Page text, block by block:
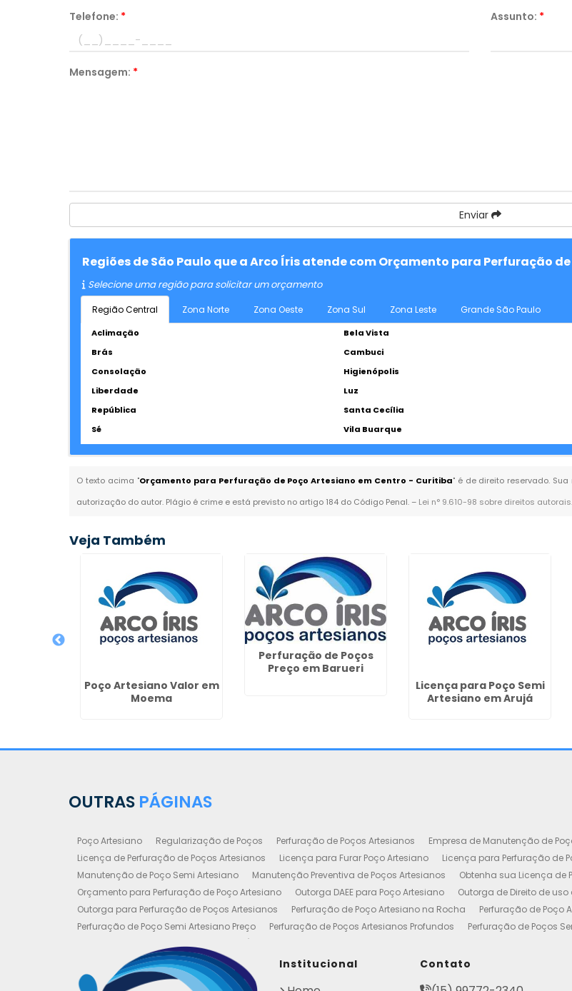
Telefone: * Assunto: *
Mensagem: *
Enviar
Regiões de São Paulo que a Arco Íris atende com Orçamento para Perfuração
Selecione uma região para solicitar um orçamento
Região Central Zona Norte Zona Oeste Zona Sul Zona Leste Grande São Paulo
Aclimação Bela Vista
Brás
Cambuci
Consolação
Higienópolis
Liberdade
Luz
República
Santa Cecília
Sé
Vila Buarque
O texto acima "Orçamento para Perfuração de Poço Artesiano em Centro - Curitiba" é de direito reservado.
autorização do autor. Plágio é crime e está previsto no artigo 184 do Código Penal. – Lei n° 9.610-98 sobre direitos autorais.
Veja Também
Poço Artesiano Valor em
Moema
Perfuração de Poços
Preço em Barueri
Licença para Poço Semi
Artesiano em Arujá
OUTRAS PÁGINAS
Poço Artesiano Regularização de Poços Perfuração de Poços Artesianos Empresa de Manutenção de
Licença de Perfuração de Poços Artesianos
Licença para Furar Poço Artesiano Licença para Perfuração de
Manutenção de Poço Semi Artesiano
Manutenção Preventiva de Poços Artesianos Obtenha sua Licença de
Orçamento para Perfuração de Poço Artesiano
Outorga DAEE para Poço Artesiano
Outorga de Direito de
Outorga para Perfuração de Poços Artesianos
Perfuração de Poço Artesiano na Rocha Perfuração de Poço
Perfuração de Poço Semi Artesiano Preço
Perfuração de Poços Artesianos Profundos Perfuração de Poços
Perfuração e Construção de Poços de Água
Poço Artesiano Valor Metro
Poço Semi Artesiano Manutenção Projeto de Perfuração de Poços Artesianos
Outorgas e Licenças de Poços Artesianos
Institucional Contato